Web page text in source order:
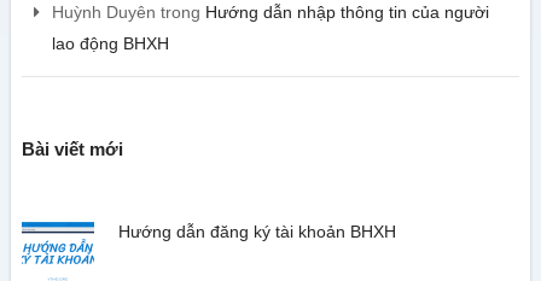
Huỳnh Duyên trong Hướng dẫn nhập thông tin của người
lao động BHXH
Bài viết mới
Hướng dẫn đăng ký tài khoản BHXH